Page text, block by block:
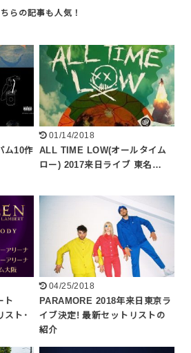
ム10作
01/14/2018
ALL TIME LOW(オールタイム
ロー) 2017来日ライブ 東名…
ト
スト･
04/25/2018
PARAMORE 2018年来日東京ラ
イブ決定! 最新セットリストの
紹介